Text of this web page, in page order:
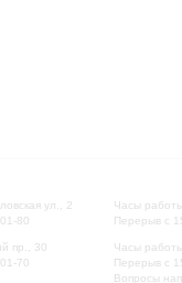
ул., 2
80
пр., 30
70
Часы
Перерыв с
Часы
Перерыв с
Вопросы